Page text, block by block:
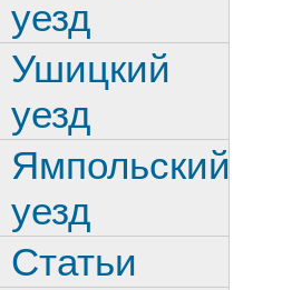
уезд
Ушицкий
уезд
Ямпольский
уезд
Статьи